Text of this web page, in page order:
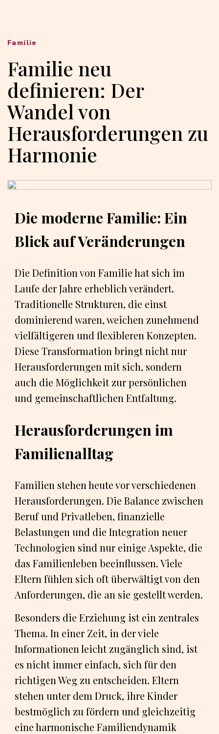
Familie neu
definieren: Der
Wandel von
Herausforderungen zu
Harmonie
Familie
Die moderne Familie: Ein
Blick auf Veränderungen
Die Definition von Familie hat sich im
Laufe der Jahre erheblich verändert.
Traditionelle Strukturen, die einst
dominierend waren, weichen zunehmend
vielfältigeren und flexibleren Konzepten.
Diese Transformation bringt nicht nur
Herausforderungen mit sich, sondern
auch die Möglichkeit zur persönlichen
und gemeinschaftlichen Entfaltung.
Herausforderungen im
Familienalltag
Familien stehen heute vor verschiedenen
Herausforderungen. Die Balance zwischen
Beruf und Privatleben, finanzielle
Belastungen und die Integration neuer
Technologien sind nur einige Aspekte, die
das Familienleben beeinflussen. Viele
Eltern fühlen sich oft überwältigt von den
Anforderungen, die an sie gestellt werden.
Besonders die Erziehung ist ein zentrales
Thema. In einer Zeit, in der viele
Informationen leicht zugänglich sind, ist
es nicht immer einfach, sich für den
richtigen Weg zu entscheiden. Eltern
stehen unter dem Druck, ihre Kinder
bestmöglich zu fördern und gleichzeitig
eine harmonische Familiendynamik